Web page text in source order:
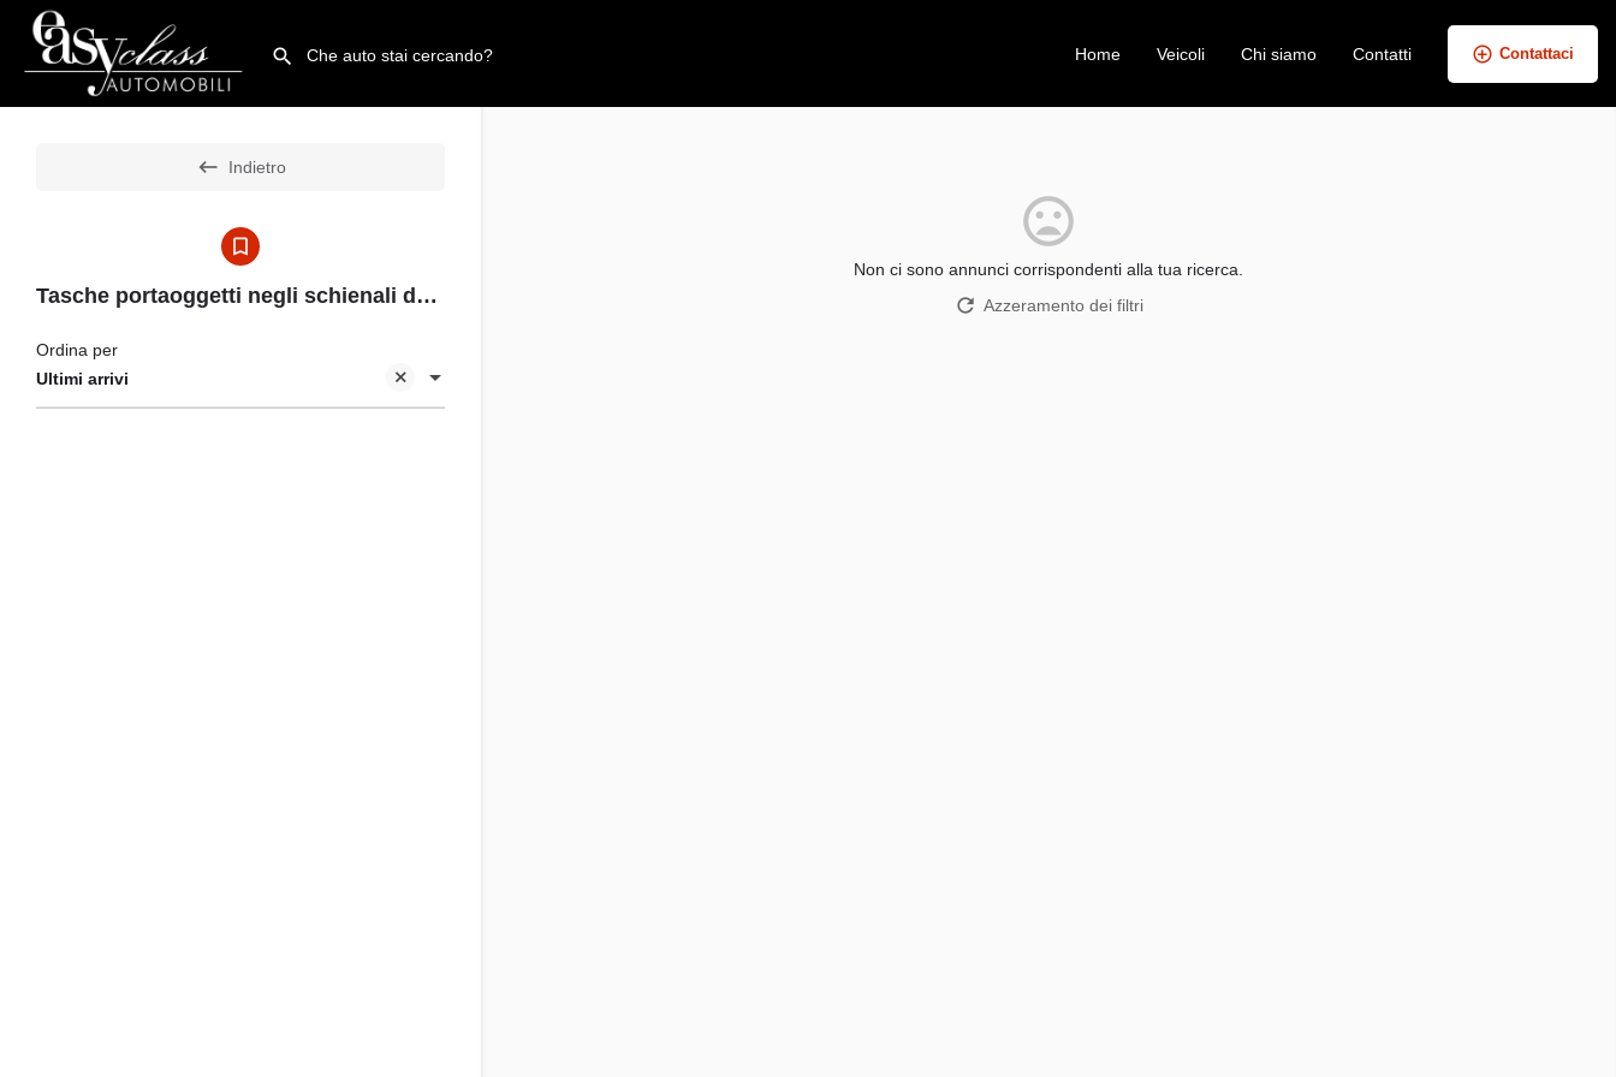
Home Veicoli Chi siamo Contatti Contattaci
Indietro
Tasche portaoggetti negli schienali dei sedili anteriori
Ultimi arrivi
Ordina per
Non ci sono annunci corrispondenti alla tua ricerca.
Azzeramento dei filtri